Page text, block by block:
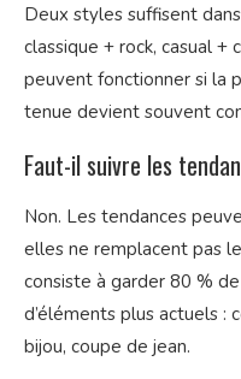
Deux styles suffisent
classique + rock, casual +
peuvent fonctionner si la
tenue devient souvent
Faut-il suivre les
Non. Les tendances
elles ne remplacent pas
consiste à garder 80 %
d’éléments plus actuels :
bijou, coupe de jean.